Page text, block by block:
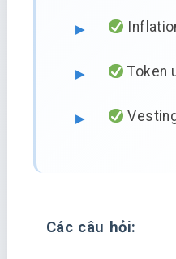
Token
Các câu hỏi: